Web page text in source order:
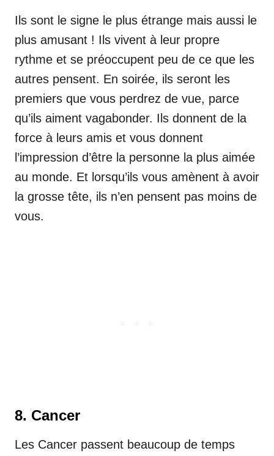
Ils sont le signe le plus étrange mais aussi le
plus amusant ! Ils vivent à leur propre
rythme et se préoccupent peu de ce que les
autres pensent. En soirée, ils seront les
premiers que vous perdrez de vue, parce
qu’ils aiment vagabonder. Ils donnent de la
force à leurs amis et vous donnent
l’impression d’être la personne la plus aimée
au monde. Et lorsqu’ils vous amènent à avoir
la grosse tête, ils n’en pensent pas moins de
vous.
8. Cancer
Les Cancer passent beaucoup de temps